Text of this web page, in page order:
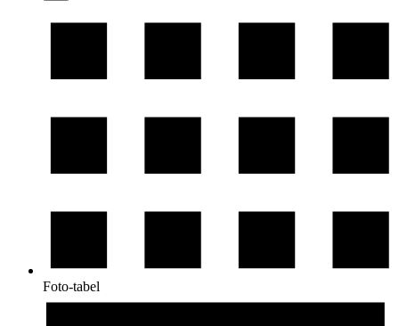
Foto-tabel